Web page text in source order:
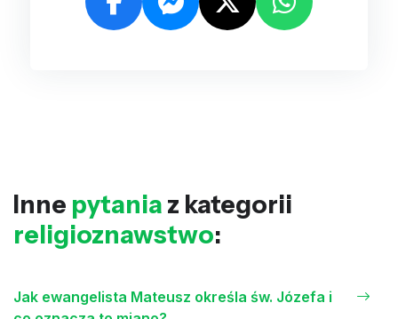
Inne pytania z kategorii
religioznawstwo:
Jak ewangelista Mateusz określa św. Józefa i